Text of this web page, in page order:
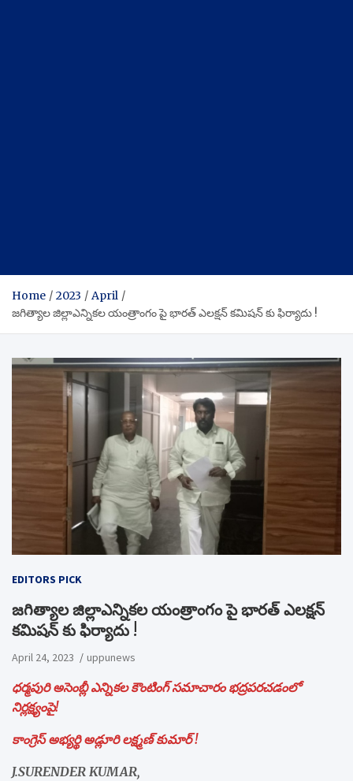
Home 2023
April
జగిత్యాల జిల్లాఎన్నికల యంత్రాంగం పై భారత్ ఎలక్షన్ కమిషన్ కు ఫిర్యాదు !
EDITORS PICK
జగిత్యాల జిల్లాఎన్నికల యంత్రాంగం పై భారత్ ఎలక్షన్
కమిషన్ కు ఫిర్యాదు !
April 24, 2023 uppunews
ధర్మపురి అసెంబ్లీ ఎన్నికల కౌంటింగ్ సమాచారం భద్రపరచడంలో
నిర్లక్ష్యంపై!
కాంగ్రెస్ అభ్యర్థి అడ్లూరి లక్ష్మణ్ కుమార్ !
J.SURENDER KUMAR,